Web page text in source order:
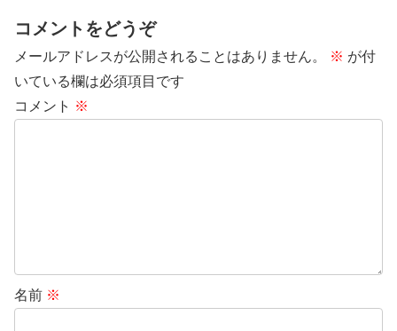
コメントをどうぞ
メールアドレスが公開されることはありません。 ※ が付
いている欄は必須項目です
コメント ※
名前 ※